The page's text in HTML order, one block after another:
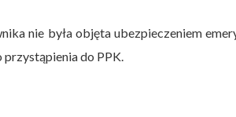
nie była objęta ubezpieczeniem
do PPK.